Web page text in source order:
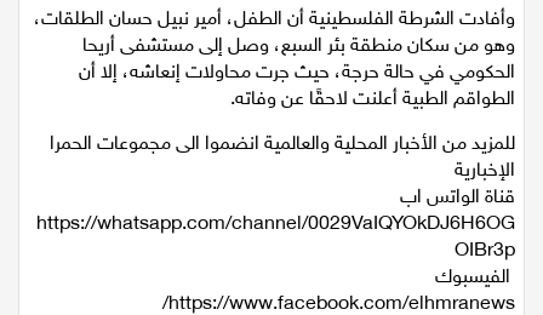
رياضة محلية
رياضة عالمية
تقارير خاصة
اقتصاد
مقالات
وأفادت الشرطة الفلسطينية أن الطفل، أمير نبيل حسان الطلقات،
وهو من سكان منطقة بئر السبع، وصل إلى مستشفى أريحا
الحكومي في حالة حرجة، حيث جرت محاولات إنعاشه، إلا أن
للمزيد من الأخبار المحلية والعالمية انضموا الى مجموعات الحمرا
الإخبارية
قناة الواتس اب
‏https://whatsapp.com/channel/0029VaIQYOkDJ6H6OG
OIBr3p
الفيسبوك